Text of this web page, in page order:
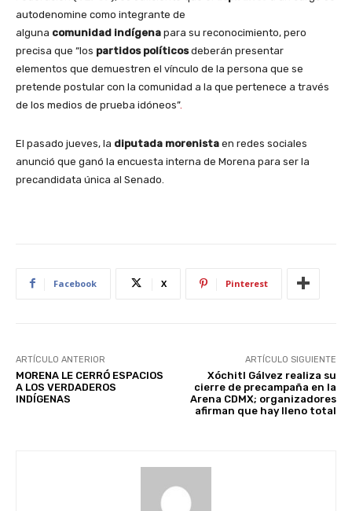
autodenomine como integrante de
alguna comunidad indígena para su reconocimiento, pero
precisa que “los partidos políticosdeberán presentar
elementos que demuestren el vínculo de la persona que se
pretende postular con la comunidad a la que pertenece a través
de los medios de prueba idóneos”.
El pasado jueves, la diputada morenista en redes sociales
anunció que ganó la encuesta interna de Morena para ser la
precandidata única al Senado.
Facebook X Pinterest
ARTÍCULO ANTERIOR
MORENA LE CERRÓ ESPACIOS
A LOS VERDADEROS
INDÍGENAS
ARTÍCULO SIGUIENTE
Xóchitl Gálvez realiza su
cierre de precampaña en la
Arena CDMX; organizadores
afirman que hay lleno total